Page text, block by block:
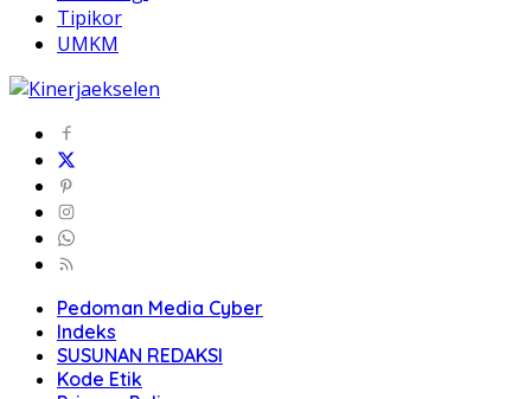
Tipikor
UMKM
Pedoman Media Cyber
Indeks
SUSUNAN REDAKSI
Kode Etik